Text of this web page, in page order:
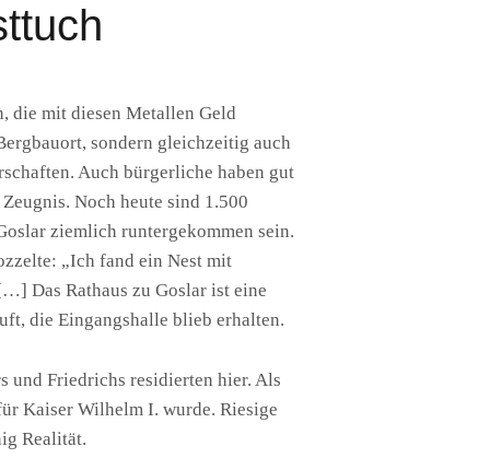
die mit diesen Metallen Geld
sondern gleichzeitig auch
Auch bürgerliche haben gut
Noch heute sind 1.500
ziemlich runtergekommen sein.
„Ich fand ein Nest mit
Das Rathaus zu Goslar ist eine
die Eingangshalle blieb erhalten.
und Friedrichs residierten hier. Als
Kaiser Wilhelm I. wurde. Riesige
Realität.